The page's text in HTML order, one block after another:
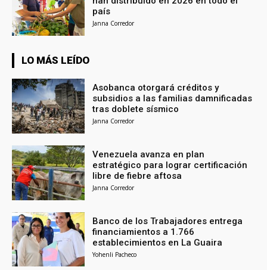
país
Janna Corredor
LO MÁS LEÍDO
Asobanca otorgará créditos y
subsidios a las familias damnificadas
tras doblete sísmico
Janna Corredor
Venezuela avanza en plan
estratégico para lograr certificación
libre de fiebre aftosa
Janna Corredor
Banco de los Trabajadores entrega
financiamientos a 1.766
establecimientos en La Guaira
Yohenli Pacheco